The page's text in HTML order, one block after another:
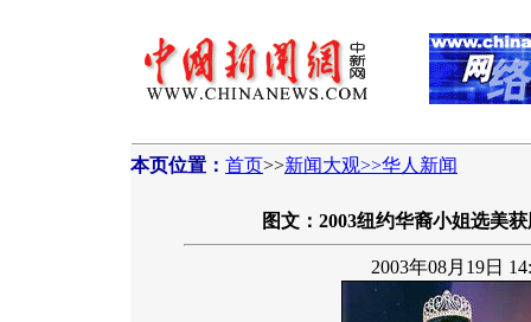
本页位置： 首页>>新闻大观>>华人新闻
图文：2003纽约华裔小姐选美
2003年08月19日